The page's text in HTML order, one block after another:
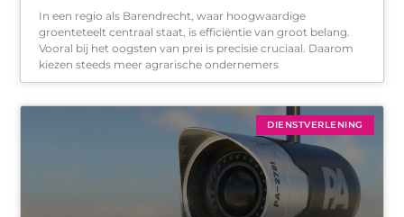
In een regio als Barendrecht, waar hoogwaardige
groenteteelt centraal staat, is efficiëntie van groot belang.
Vooral bij het oogsten van prei is precisie cruciaal. Daarom
kiezen steeds meer agrarische ondernemers
DIENSTVERLENING